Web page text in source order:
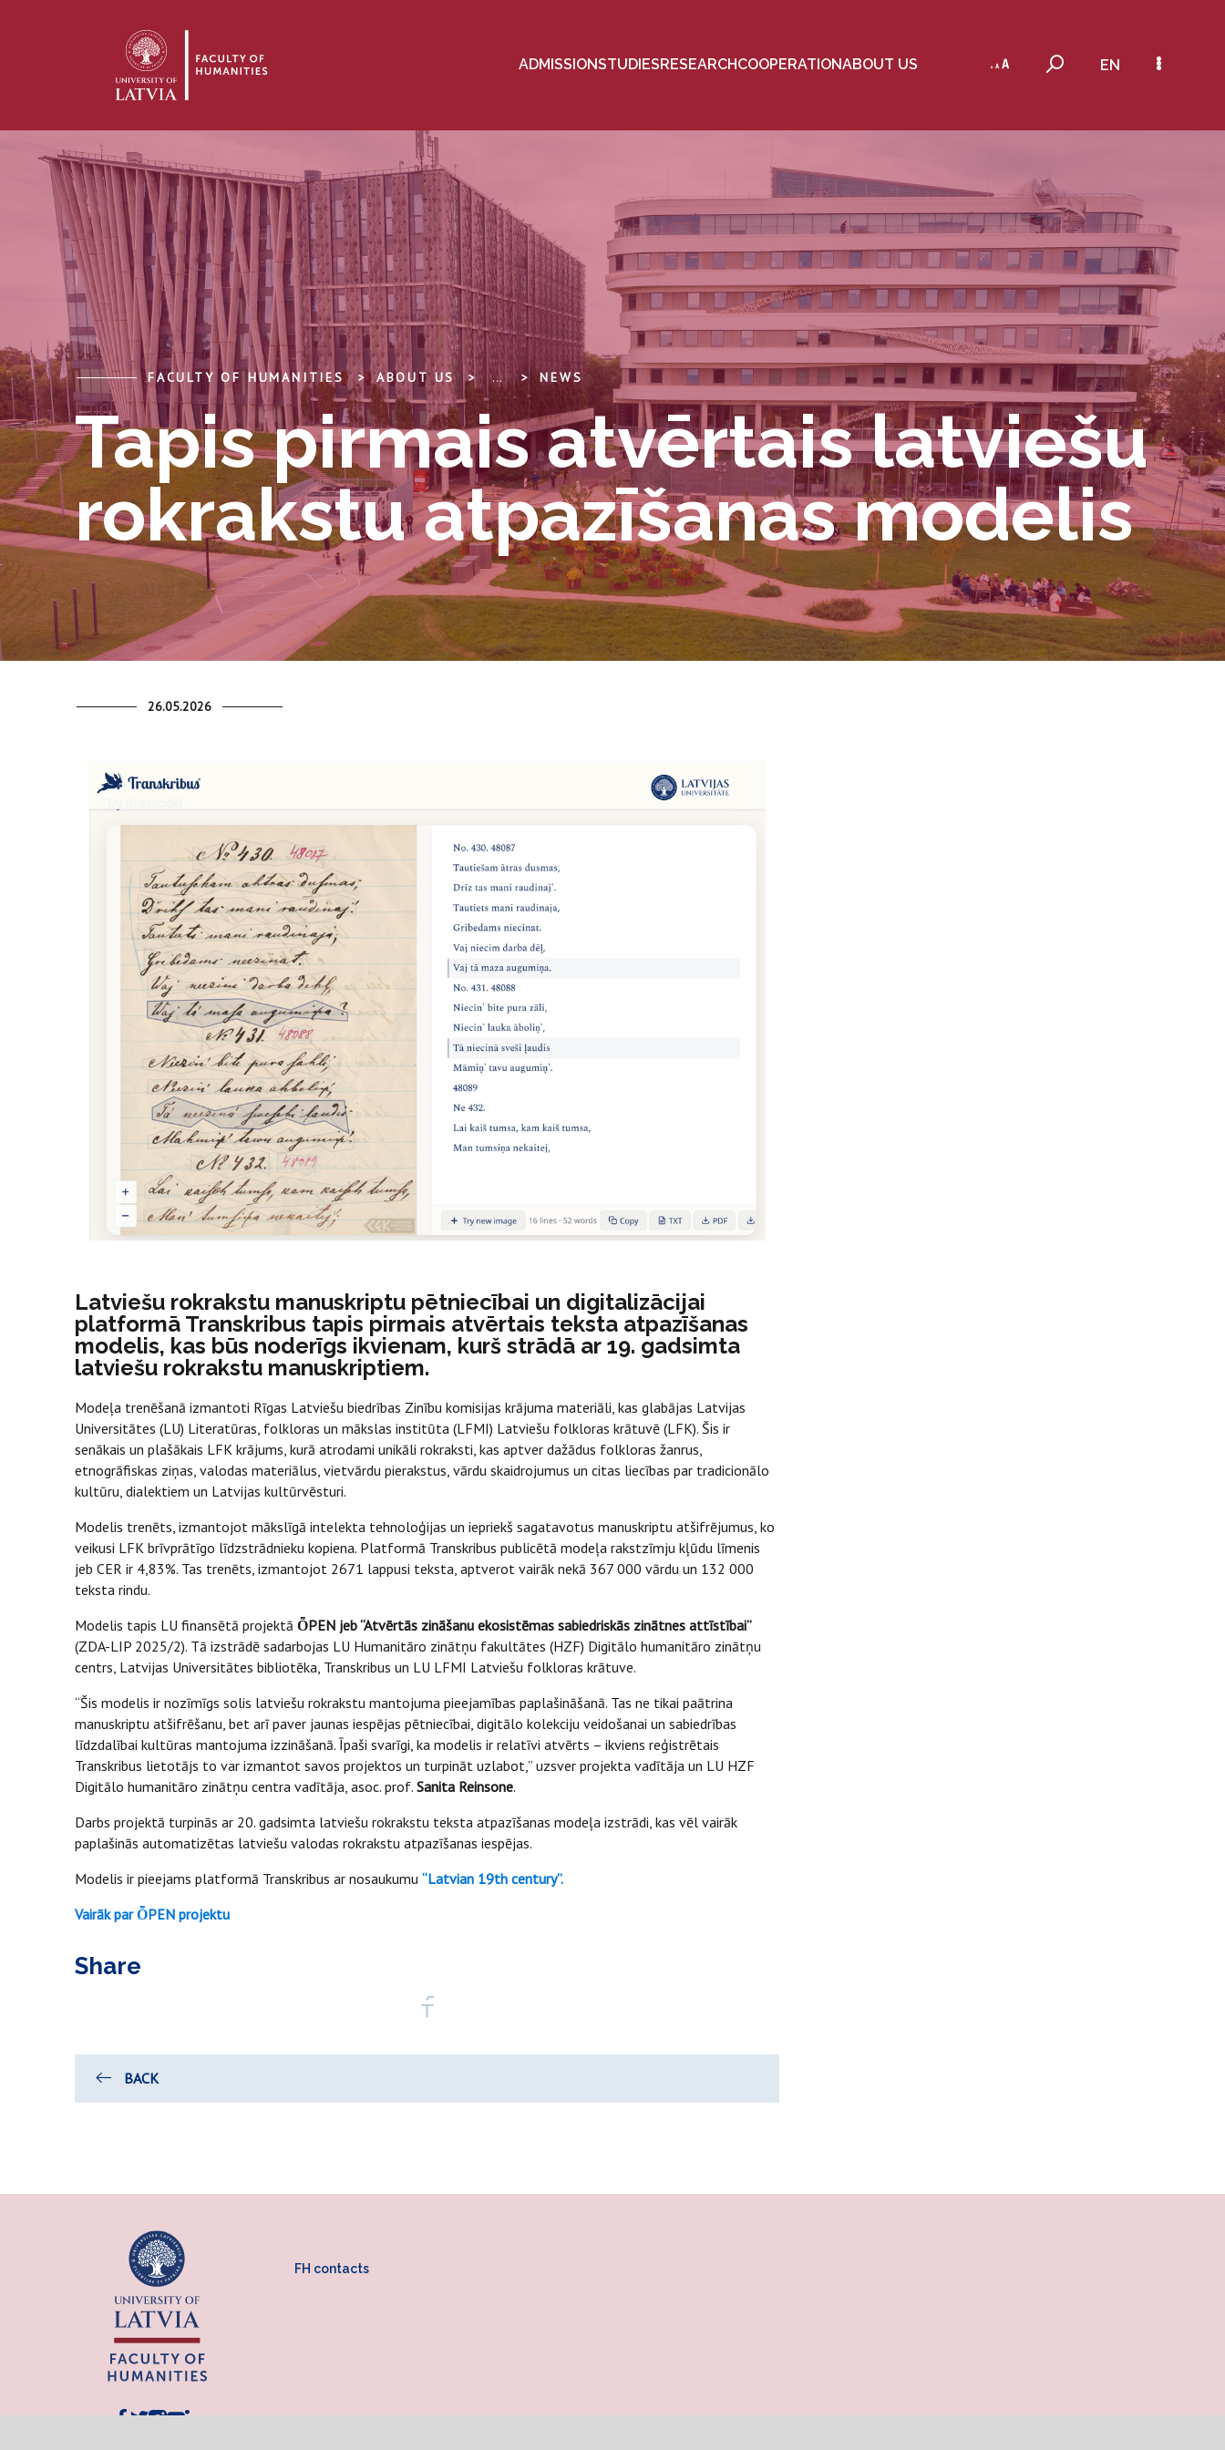
ADMISSIONSTUDIESRESEARCHCOOPERATIONABOUT US EN
FACULTY OF HUMANITIES ABOUT US ... NEWS
Tapis pirmais atvērtais latviešu
rokrakstu atpazīšanas modelis
26.05.2026
Latviešu rokrakstu manuskriptu pētniecībai un digitalizācijai
platformā Transkribus tapis pirmais atvērtais teksta atpazīšanas
modelis, kas būs noderīgs ikvienam, kurš strādā ar 19. gadsimta
latviešu rokrakstu manuskriptiem.
Modeļa trenēšanā izmantoti Rīgas Latviešu biedrības Zinību komisijas krājuma materiāli, kas glabājas Latvijas
Universitātes (LU) Literatūras, folkloras un mākslas institūta (LFMI) Latviešu folkloras krātuvē (LFK). Šis ir
senākais un plašākais LFK krājums, kurā atrodami unikāli rokraksti, kas aptver dažādus folkloras žanrus,
etnogrāfiskas ziņas, valodas materiālus, vietvārdu pierakstus, vārdu skaidrojumus un citas liecības par tradicionālo
kultūru, dialektiem un Latvijas kultūrvēsturi.
Modelis trenēts, izmantojot mākslīgā intelekta tehnoloģijas un iepriekš sagatavotus manuskriptu atšifrējumus, ko
veikusi LFK brīvprātīgo līdzstrādnieku kopiena. Platformā Transkribus publicētā modeļa rakstzīmju kļūdu līmenis
jeb CER ir 4,83%. Tas trenēts, izmantojot 2671 lappusi teksta, aptverot vairāk nekā 367 000 vārdu un 132 000
teksta rindu.
Modelis tapis LU finansētā projektā ȬPEN jeb “Atvērtās zināšanu ekosistēmas sabiedriskās zinātnes attīstībai”
(ZDA-LIP 2025/2). Tā izstrādē sadarbojas LU Humanitāro zinātņu fakultātes (HZF) Digitālo humanitāro zinātņu
centrs, Latvijas Universitātes bibliotēka, Transkribus un LU LFMI Latviešu folkloras krātuve.
“Šis modelis ir nozīmīgs solis latviešu rokrakstu mantojuma pieejamības paplašināšanā. Tas ne tikai paātrina
manuskriptu atšifrēšanu, bet arī paver jaunas iespējas pētniecībai, digitālo kolekciju veidošanai un sabiedrības
līdzdalībai kultūras mantojuma izzināšanā. Īpaši svarīgi, ka modelis ir relatīvi atvērts – ikviens reģistrētais
Transkribus lietotājs to var izmantot savos projektos un turpināt uzlabot,” uzsver projekta vadītāja un LU HZF
Digitālo humanitāro zinātņu centra vadītāja, asoc. prof. Sanita Reinsone.
Darbs projektā turpinās ar 20. gadsimta latviešu rokrakstu teksta atpazīšanas modeļa izstrādi, kas vēl vairāk
paplašinās automatizētas latviešu valodas rokrakstu atpazīšanas iespējas.
Modelis ir pieejams platformā Transkribus ar nosaukumu “Latvian 19th century”.
Vairāk par ȬPEN projektu
Share
BACK
FH contacts